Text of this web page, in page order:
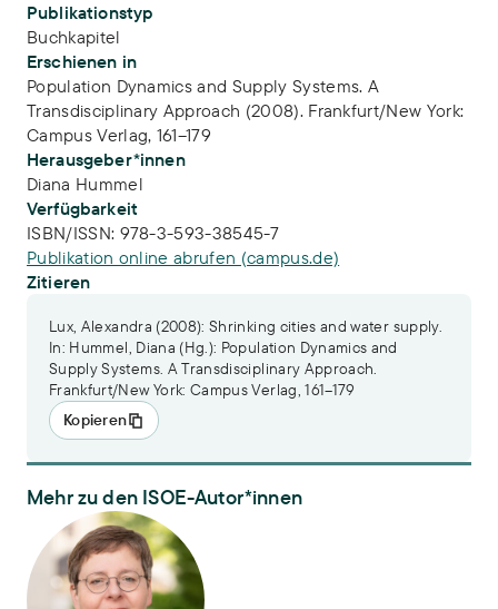
Publikationstyp
Buchkapitel
Erschienen in
Population Dynamics and Supply Systems. A
Transdisciplinary Approach (2008). Frankfurt/New York:
Campus Verlag, 161–179
Herausgeber*innen
Diana Hummel
Verfügbarkeit
ISBN/ISSN: 978-3-593-38545-7
Publikation online abrufen (campus.de)
Zitieren
Lux, Alexandra (2008): Shrinking cities and water supply.
In: Hummel, Diana (Hg.): Population Dynamics and
Supply Systems. A Transdisciplinary Approach.
Frankfurt/New York: Campus Verlag, 161–179
Kopieren
Mehr zu den ISOE-Autor*innen
Dr. Alexandra Lux